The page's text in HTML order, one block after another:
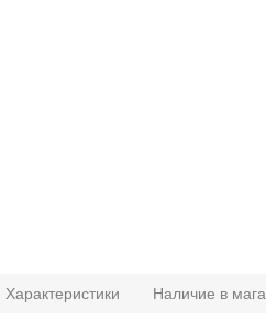
Характеристики Наличие в